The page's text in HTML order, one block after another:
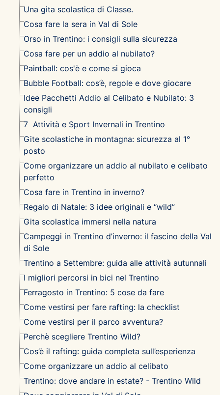
Una gita scolastica di Classe.
Cosa fare la sera in Val di Sole
Orso in Trentino: i consigli sulla sicurezza
Cosa fare per un addio al nubilato?
Paintball: cos'è e come si gioca
Bubble Football: cos’è, regole e dove giocare
Idee Pacchetti Addio al Celibato e Nubilato: 3
consigli
7 Attività e Sport Invernali in Trentino
Gite scolastiche in montagna: sicurezza al 1°
posto
Come organizzare un addio al nubilato e celibato
perfetto
Cosa fare in Trentino in inverno?
Regalo di Natale: 3 idee originali e “wild”
Gita scolastica immersi nella natura
Campeggi in Trentino d’inverno: il fascino della Val
di Sole
Trentino a Settembre: guida alle attività autunnali
I migliori percorsi in bici nel Trentino
Ferragosto in Trentino: 5 cose da fare
Come vestirsi per fare rafting: la checklist
Come vestirsi per il parco avventura?
Perchè scegliere Trentino Wild?
Cos’è il rafting: guida completa sull’esperienza
Come organizzare un addio al celibato
Trentino: dove andare in estate? - Trentino Wild